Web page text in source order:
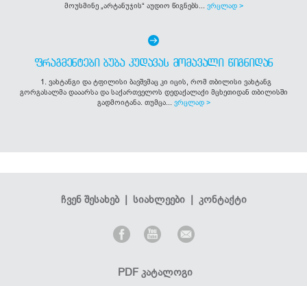
მოუსმინე „არტანუჯის“ აუდიო წიგნებს... ვრცლად >
ᲤᲠᲐᲒᲛᲔᲜᲢᲔᲑᲘ ᲑᲣᲑᲐ ᲙᲣᲓᲐᲕᲐᲡ ᲛᲝᲛᲐᲕᲐᲚᲘ ᲬᲘᲒᲜᲘᲓᲐᲜ
1. ვახტანგი და ტფილისი ბავშვმაც კი იცის, რომ თბილისი ვახტანგ
გორგასალმა დააარსა და საქართველოს დედაქალაქი მცხეთიდან თბილისში
გადმოიტანა. თუმცა... ვრცლად >
ჩვენ შესახებ| სიახლეები| კონტაქტი
PDF კატალოგი